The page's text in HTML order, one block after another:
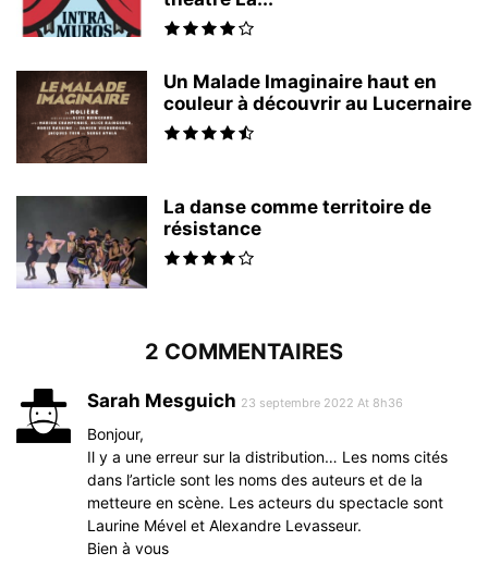
Un Malade Imaginaire haut en
couleur à découvrir au Lucernaire
La danse comme territoire de
résistance
2 COMMENTAIRES
Sarah Mesguich 23 septembre 2022 At 8h36
Bonjour,
Il y a une erreur sur la distribution… Les noms cités
dans l’article sont les noms des auteurs et de la
metteure en scène. Les acteurs du spectacle sont
Laurine Mével et Alexandre Levasseur.
Bien à vous